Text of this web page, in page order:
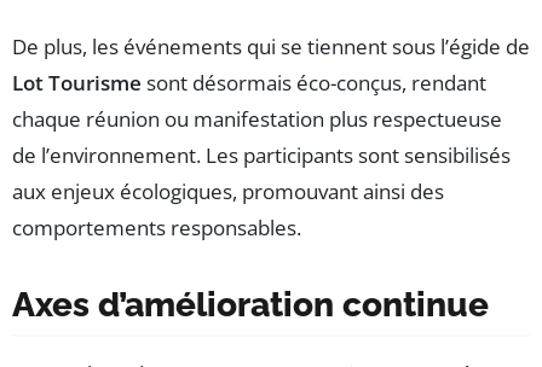
De plus, les événements qui se tiennent sous l’égide de
Lot Tourisme sont désormais éco-conçus, rendant
chaque réunion ou manifestation plus respectueuse
de l’environnement. Les participants sont sensibilisés
aux enjeux écologiques, promouvant ainsi des
comportements responsables.
Axes d’amélioration continue